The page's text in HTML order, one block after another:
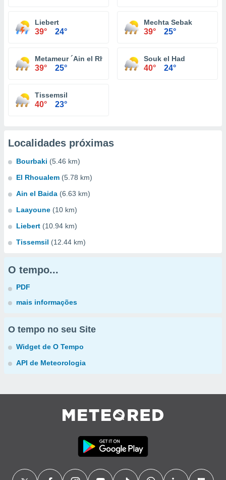
Liebert
39° 24°
Mechta Sebak
39° 25°
Metameur ´Ain el Rhorab
39° 25°
Souk el Had
40° 24°
Tissemsil
40° 23°
Localidades próximas
Bourbaki (5.46 km)
El Rhoualem (5.78 km)
Ain el Baida (6.63 km)
Laayoune (10 km)
Liebert (10.94 km)
Tissemsil (12.44 km)
O tempo...
PDF
mais informações
O tempo no seu Site
Widget de O Tempo
API de Meteorologia